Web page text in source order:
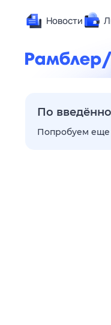
Новости
По
Попробуем еще